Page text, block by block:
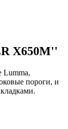
X650M''
Lumma,
пороги, и